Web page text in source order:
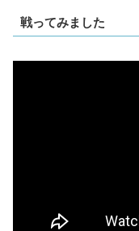
戦ってみました